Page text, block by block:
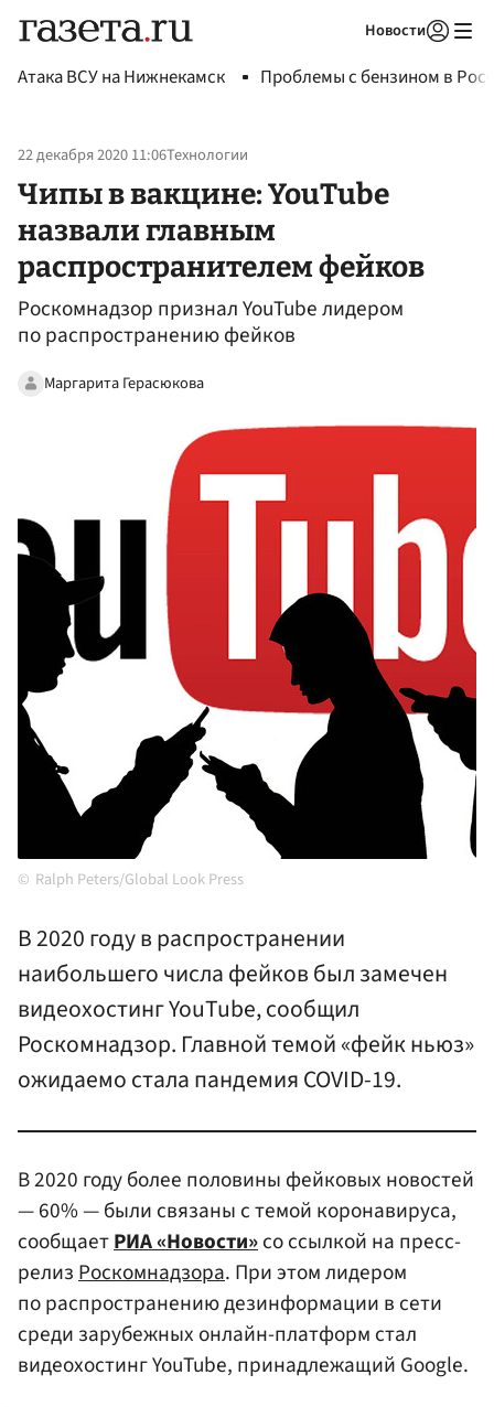
Новости
Атака ВСУ на Нижнекамск Проблемы с бензином в
22 декабря 2020 11:06Технологии
Чипы в вакцине: YouTube
назвали главным
распространителем фейков
Роскомнадзор признал YouTube лидером
по распространению фейков
Маргарита Герасюкова
Ralph Peters/Global Look Press
В 2020 году в распространении
наибольшего числа фейков был замечен
видеохостинг YouTube, сообщил
Роскомнадзор. Главной темой «фейк ньюз»
ожидаемо стала пандемия COVID-19.
В 2020 году более половины фейковых новостей
— 60% — были связаны с темой коронавируса,
сообщаетРИА «Новости»со ссылкой на пресс-
релизРоскомнадзора. При этом лидером
по распространению дезинформации в сети
среди зарубежных онлайн-платформ стал
видеохостинг YouTube, принадлежащий Google.